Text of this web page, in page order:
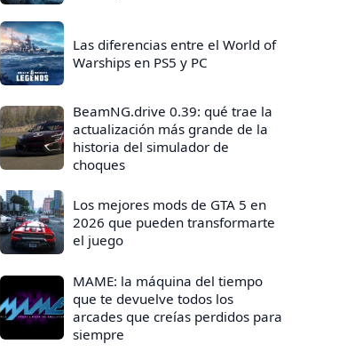
Las diferencias entre el World of
Warships en PS5 y PC
BeamNG.drive 0.39: qué trae la
actualización más grande de la
historia del simulador de
choques
Los mejores mods de GTA 5 en
2026 que pueden transformarte
el juego
MAME: la máquina del tiempo
que te devuelve todos los
arcades que creías perdidos para
siempre